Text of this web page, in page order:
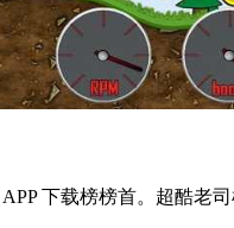
下载榜榜首。超酷老